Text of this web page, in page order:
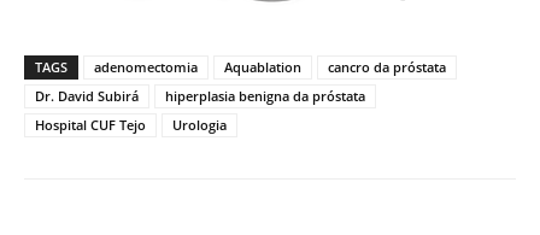
TAGS adenomectomia Aquablation
cancro da próstata
Dr. David Subirá
hiperplasia benigna da próstata
Hospital CUF Tejo
Urologia